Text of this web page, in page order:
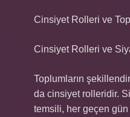
Cinsiyet Rolleri ve
Cinsiyet Rolleri ve
Toplumların
da cinsiyet rolleridir.
temsili, her geçen